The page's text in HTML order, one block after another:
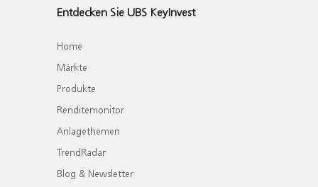
Entdecken Sie UBS KeyInvest
Home
Märkte
Produkte
Renditemonitor
Anlagethemen
TrendRadar
Blog & Newsletter